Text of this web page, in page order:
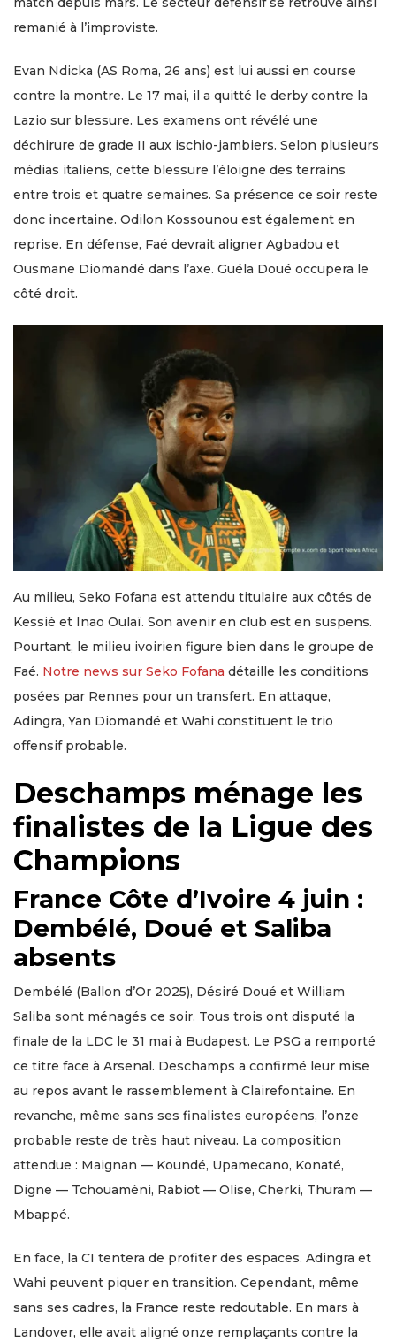
remanié à l’improviste.
Evan Ndicka (AS Roma, 26 ans) est lui aussi en course
contre la montre. Le 17 mai, il a quitté le derby contre la
Lazio sur blessure. Les examens ont révélé une
déchirure de grade II aux ischio-jambiers. Selon plusieurs
médias italiens, cette blessure l’éloigne des terrains
entre trois et quatre semaines. Sa présence ce soir reste
donc incertaine. Odilon Kossounou est également en
reprise. En défense, Faé devrait aligner Agbadou et
Ousmane Diomandé dans l’axe. Guéla Doué occupera le
côté droit.
Au milieu, Seko Fofana est attendu titulaire aux côtés de
Kessié et Inao Oulaï. Son avenir en club est en suspens.
Pourtant, le milieu ivoirien figure bien dans le groupe de
Faé. Notre news sur Seko Fofana détaille les conditions
posées par Rennes pour un transfert. En attaque,
Adingra, Yan Diomandé et Wahi constituent le trio
offensif probable.
Deschamps ménage les
finalistes de la Ligue des
Champions
France Côte d’Ivoire 4 juin :
Dembélé, Doué et Saliba
absents
Dembélé (Ballon d’Or 2025), Désiré Doué et William
Saliba sont ménagés ce soir. Tous trois ont disputé la
finale de la LDC le 31 mai à Budapest. Le PSG a remporté
ce titre face à Arsenal. Deschamps a confirmé leur mise
au repos avant le rassemblement à Clairefontaine. En
revanche, même sans ses finalistes européens, l’onze
probable reste de très haut niveau. La composition
attendue : Maignan — Koundé, Upamecano, Konaté,
Digne — Tchouaméni, Rabiot — Olise, Cherki, Thuram —
Mbappé.
En face, la CI tentera de profiter des espaces. Adingra et
Wahi peuvent piquer en transition. Cependant, même
sans ses cadres, la France reste redoutable. En mars à
Landover, elle avait aligné onze remplaçants contre la